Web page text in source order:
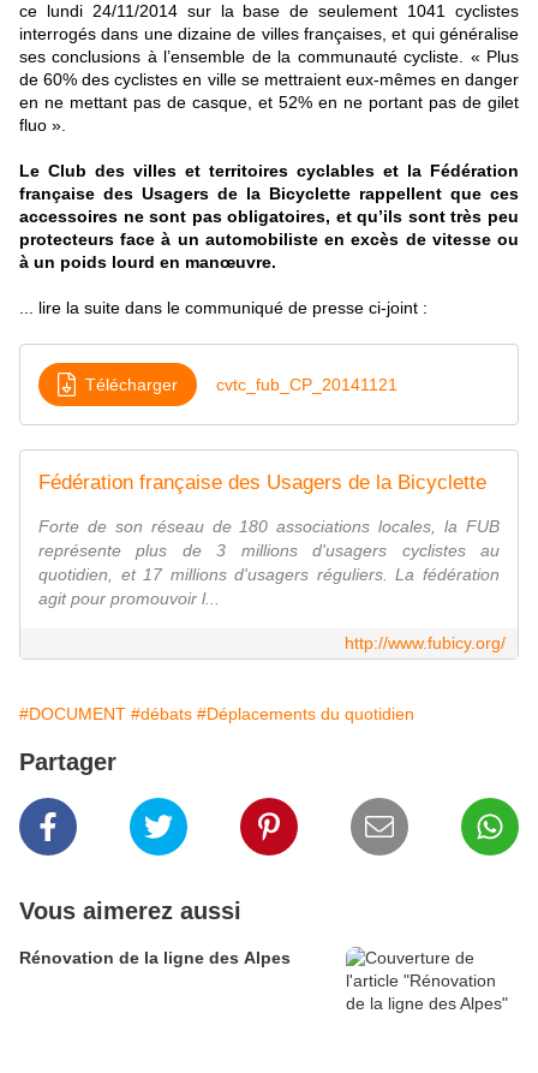
ce lundi 24/11/2014 sur la base de seulement 1041 cyclistes
interrogés dans une dizaine de villes françaises, et qui généralise
ses conclusions à l’ensemble de la communauté cycliste. « Plus
de 60% des cyclistes en ville se mettraient eux-mêmes en danger
en ne mettant pas de casque, et 52% en ne portant pas de gilet
fluo ».
Le Club des villes et territoires cyclables et la Fédération
française des Usagers de la Bicyclette rappellent que ces
accessoires ne sont pas obligatoires, et qu’ils sont très peu
protecteurs face à un automobiliste en excès de vitesse ou
à un poids lourd en manœuvre.
... lire la suite dans le communiqué de presse ci-joint :
Télécharger cvtc_fub_CP_20141121
Fédération française des Usagers de la Bicyclette
Forte de son réseau de 180 associations locales, la FUB
représente plus de 3 millions d'usagers cyclistes au
quotidien, et 17 millions d'usagers réguliers. La fédération
agit pour promouvoir l...
http://www.fubicy.org/
#DOCUMENT #débats #Déplacements du quotidien
Partager
Vous aimerez aussi
Rénovation de la ligne des Alpes